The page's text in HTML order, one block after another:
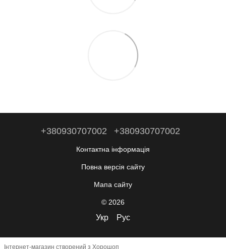
+380930707002 +380930707002
Контактна інформація
Повна версія сайту
Мапа сайту
© 2026
Укр Рус
Інтернет-магазин створений з Хорошоп